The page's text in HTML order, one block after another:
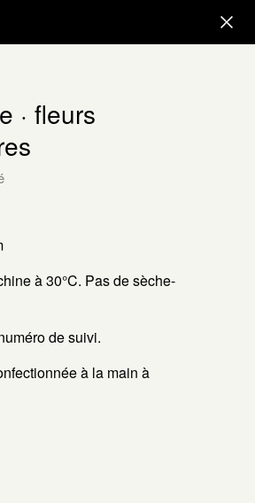
· fleurs
à 30°C. Pas de sèche-
de suivi.
à la main à